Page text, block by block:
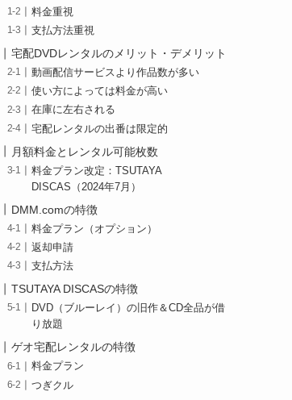
料金重視
支払方法重視
宅配DVDレンタルのメリット・デメリット
動画配信サービスより作品数が多い
使い方によっては料金が高い
在庫に左右される
宅配レンタルの出番は限定的
月額料金とレンタル可能枚数
料金プラン改定：TSUTAYA
DISCAS（2024年7月）
DMM.comの特徴
料金プラン（オプション）
返却申請
支払方法
TSUTAYA DISCASの特徴
DVD（ブルーレイ）の旧作＆CD全品が借
り放題
ゲオ宅配レンタルの特徴
料金プラン
つぎクル